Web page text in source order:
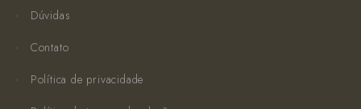
Dúvidas
Contato
Política de privacidade